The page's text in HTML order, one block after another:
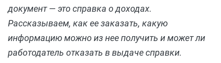
документ — это справка о доходах.
Рассказываем, как ее заказать, какую
информацию можно из нее получить и может ли
работодатель отказать в выдаче справки.